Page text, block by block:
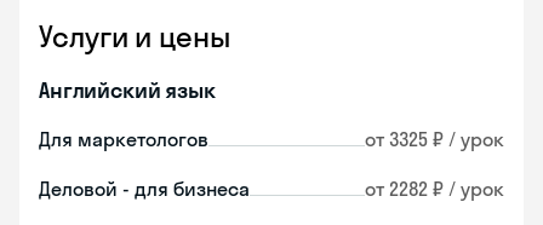
Услуги и цены
Английский язык
Для маркетологов от 3325 ₽ / урок
Деловой - для бизнеса от 2282 ₽ / урок